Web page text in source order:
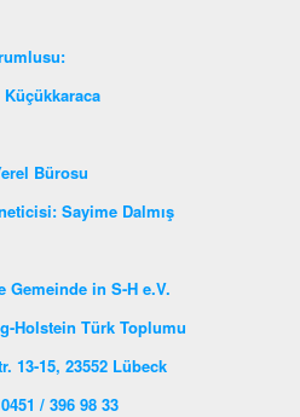
Sorumlusu:
Küçükkaraca
Bürosu
Sayime Dalmış
Gemeinde in S-H e.V.
Holstein Türk Toplumu
13-15, 23552 Lübeck
/ 396 98 33